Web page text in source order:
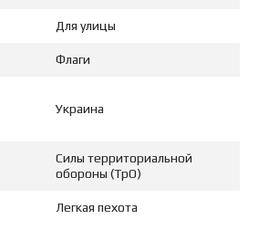
Для улицы
Флаги
Украина
Силы территориальной
обороны (ТрО)
Легкая пехота